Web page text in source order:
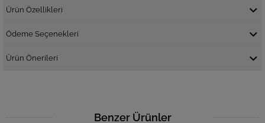
Ürün Özellikleri
Ödeme Seçenekleri
Ürün Önerileri
Benzer Ürünler